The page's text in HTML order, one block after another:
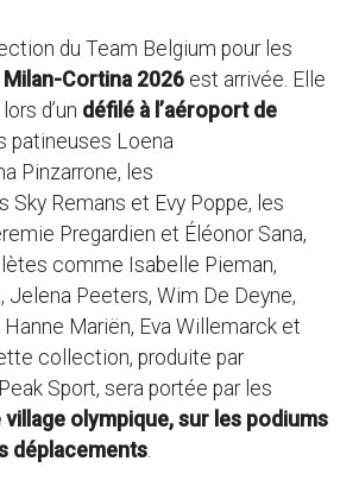
du Team Belgium pour les
Milan-Cortina 2026 est arrivée. Elle
d’un défilé à l’aéroport de
patineuses Loena
Pinzarrone, les
Sky Remans et Evy Poppe, les
Pregardien et Éléonor Sana,
comme Isabelle Pieman,
Jelena Peeters, Wim De Deyne,
Mariën, Eva Willemarck et
collection, produite par
Sport, sera portée par les
village olympique, sur les podiums
déplacements.